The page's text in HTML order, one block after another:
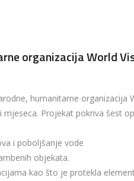
organizacija World
humanitarne organizacija
Projekat pokriva šest
i poboljšanje vode
objekata.
kao što je protekla